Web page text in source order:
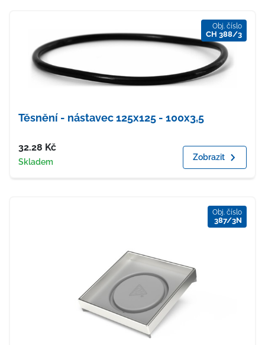
Obj. číslo
CH 388/3
Těsnění - nástavec 125x125 - 100x3,5
Cena
32.28 Kč
Dostupnost
Skladem Zobrazit
Obj. číslo
387/3N